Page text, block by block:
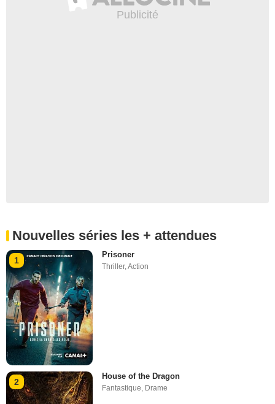
Nouvelles séries les + attendues
1
Prisoner
Thriller,Action
2
House of the Dragon
Fantastique, Drame